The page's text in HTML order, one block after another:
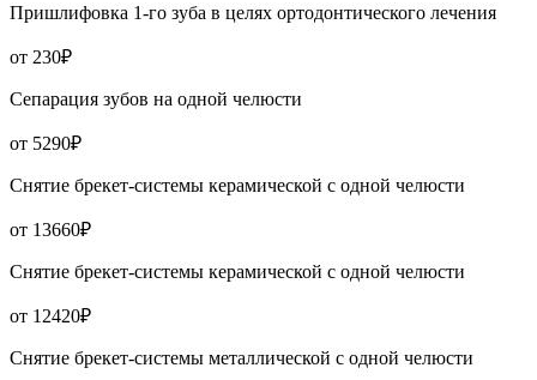
Пришлифовка 1-го зуба в целях ортодонтического лечения
от 230₽
Сепарация зубов на одной челюсти
от 5290₽
Снятие брекет-системы керамической с одной челюсти
от 13660₽
Снятие брекет-системы керамической с одной челюсти
от 12420₽
Снятие брекет-системы металлической с одной челюсти